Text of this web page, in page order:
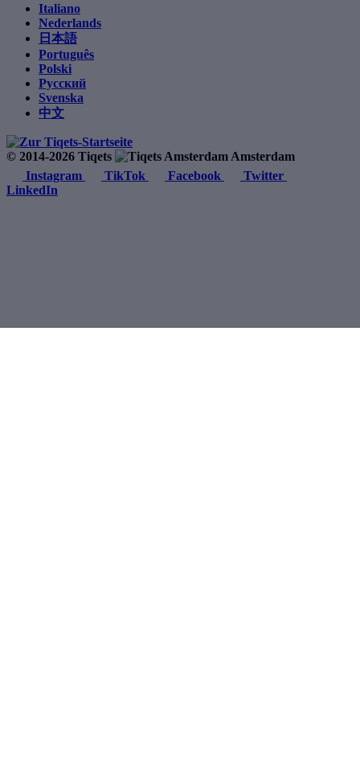
Italiano
Nederlands
日本語
Português
Polski
Русский
Svenska
中文
© 2014-2026 Tiqets
Amsterdam
Instagram
TikTok Facebook
Twitter
LinkedIn